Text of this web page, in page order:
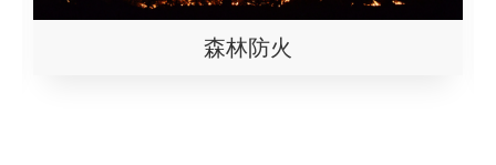
森林防火